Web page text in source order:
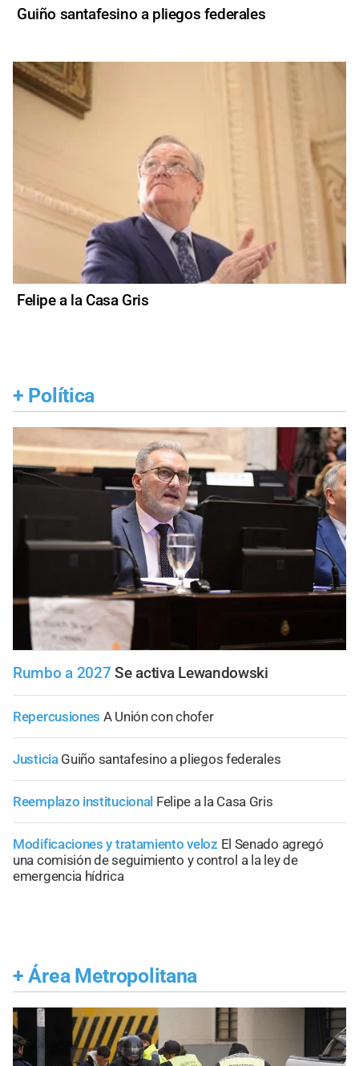
Guiño santafesino a pliegos federales
Felipe a la Casa Gris
+ Política
Rumbo a 2027 Se activa Lewandowski
Repercusiones A Unión con chofer
Justicia Guiño santafesino a pliegos federales
Reemplazo institucional Felipe a la Casa Gris
Modificaciones y tratamiento veloz El Senado agregó
una comisión de seguimiento y control a la ley de
emergencia hídrica
+ Área Metropolitana